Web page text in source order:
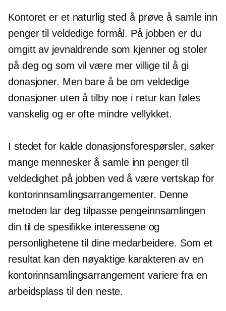
Kontoret er et naturlig sted å prøve å samle inn
penger til veldedige formål. På jobben er du
omgitt av jevnaldrende som kjenner og stoler
på deg og som vil være mer villige til å gi
donasjoner. Men bare å be om veldedige
donasjoner uten å tilby noe i retur kan føles
vanskelig og er ofte mindre vellykket.
I stedet for kalde donasjonsforespørsler, søker
mange mennesker å samle inn penger til
veldedighet på jobben ved å være vertskap for
kontorinnsamlingsarrangementer. Denne
metoden lar deg tilpasse pengeinnsamlingen
din til de spesifikke interessene og
personlighetene til dine medarbeidere. Som et
resultat kan den nøyaktige karakteren av en
kontorinnsamlingsarrangement variere fra en
arbeidsplass til den neste.